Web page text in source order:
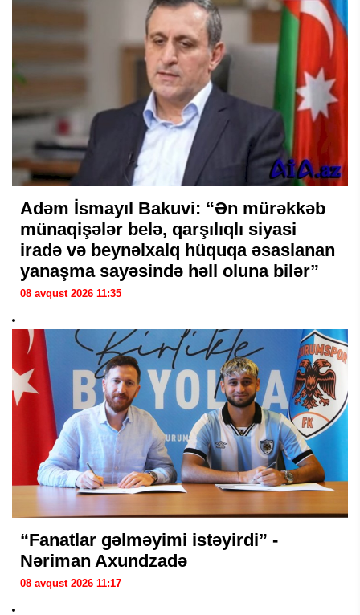
Adəm İsmayıl Bakuvi: “Ən mürəkkəb
münaqişələr belə, qarşılıqlı siyasi
iradə və beynəlxalq hüquqa əsaslanan
yanaşma sayəsində həll oluna bilər”
08 avqust 2026 11:35
“Fanatlar gəlməyimi istəyirdi” -
Nəriman Axundzadə
08 avqust 2026 11:17